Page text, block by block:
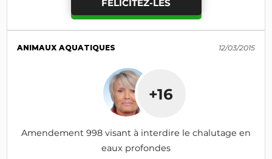
FÉLICITEZ-LES
ANIMAUX AQUATIQUES 12/03/2015
+16
Amendement 998 visant à interdire le chalutage en
eaux profondes